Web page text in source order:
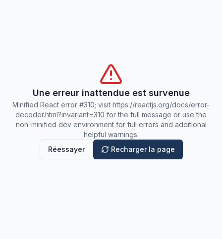
Une erreur inattendue est survenue
Minified React error #310; visit https://reactjs.org/docs/error-
decoder.html?invariant=310 for the full message or use the
non-minified dev environment for full errors and additional
helpful warnings.
Réessayer
Recharger la page